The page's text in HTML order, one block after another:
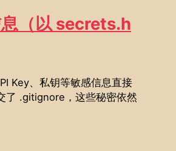
（以 secrets.h
Key、私钥等敏感信息直接
了 .gitignore，这些秘密依然